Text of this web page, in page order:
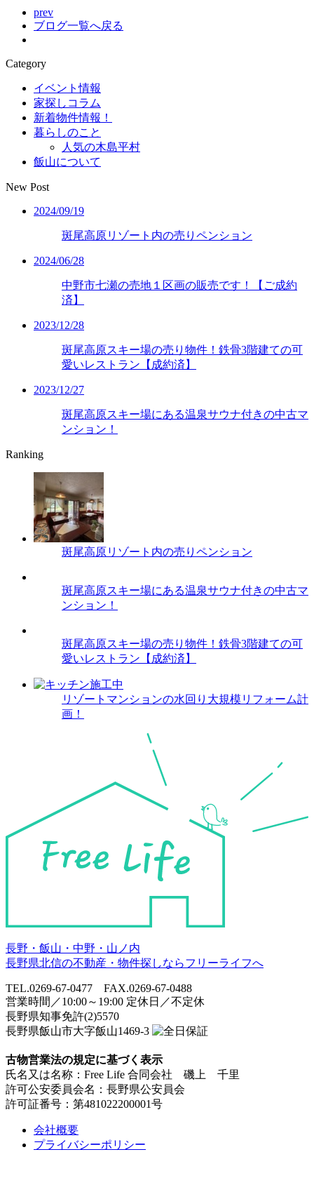
prev
ブログ一覧へ戻る
Category
イベント情報
家探しコラム
新着物件情報！
暮らしのこと
人気の木島平村
飯山について
New Post
2024/09/19
斑尾高原リゾート内の売りペンション
2024/06/28
中野市七瀬の売地１区画の販売です！【ご成約
済】
2023/12/28
斑尾高原スキー場の売り物件！鉄骨3階建ての可
愛いレストラン【成約済】
2023/12/27
斑尾高原スキー場にある温泉サウナ付きの中古マ
ンション！
Ranking
斑尾高原リゾート内の売りペンション
斑尾高原スキー場にある温泉サウナ付きの中古マ
ンション！
斑尾高原スキー場の売り物件！鉄骨3階建ての可
愛いレストラン【成約済】
リゾートマンションの水回り大規模リフォーム計
画！
長野・飯山・中野・山ノ内
長野県北信の不動産・物件探しならフリーライフへ
TEL.0269-67-0477 FAX.0269-67-0488
営業時間／10:00～19:00 定休日／不定休
長野県知事免許(2)5570
長野県飯山市大字飯山1469-3
古物営業法の規定に基づく表示
氏名又は名称：Free Life 合同会社 磯上 千里
許可公安委員会名：長野県公安員会
許可証番号：第481022200001号
会社概要
プライバシーポリシー